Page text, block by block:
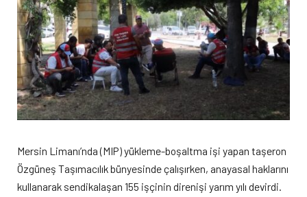
Mersin Limanı’nda (MIP) yükleme-boşaltma işi yapan taşeron
Özgüneş Taşımacılık bünyesinde çalışırken, anayasal haklarını
kullanarak sendikalaşan 155 işçinin direnişi yarım yılı devirdi.